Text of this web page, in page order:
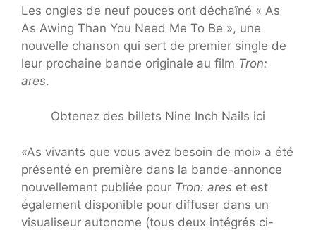
Les ongles de neuf pouces ont déchaîné « As
As Awing Than You Need Me To Be », une
nouvelle chanson qui sert de premier single de
leur prochaine bande originale au film Tron:
ares.
Obtenez des billets Nine Inch Nails ici
«As vivants que vous avez besoin de moi» a été
présenté en première dans la bande-annonce
nouvellement publiée pour Tron: ares et est
également disponible pour diffuser dans un
visualiseur autonome (tous deux intégrés ci-